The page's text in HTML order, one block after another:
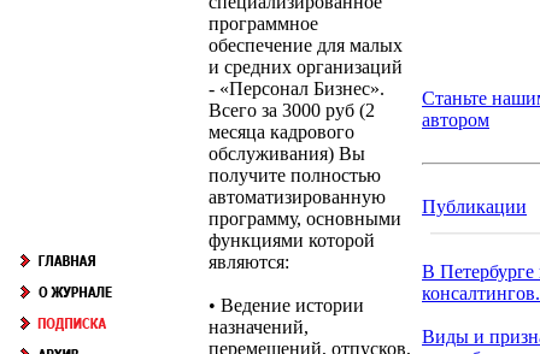
программное
обеспечение для малых
и средних организаций
- «Персонал Бизнес».
Всего за 3000 руб (2
месяца кадрового
обслуживания) Вы
получите полностью
автоматизированную
программу, основными
функциями которой
являются:
• Ведение истории
назначений,
перемещений, отпусков,
Станьте
автором
Публикации
В Петербурге
Виды и